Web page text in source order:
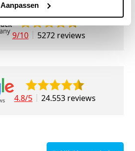
Aanpassen
9/10 5272 reviews
4.8/5 24.553 reviews